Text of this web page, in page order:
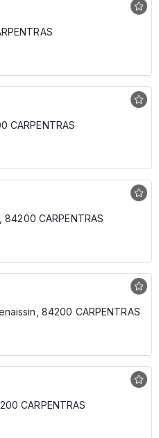
CARPENTRAS
CARPENTRAS
84200 CARPENTRAS
CARPENTRAS